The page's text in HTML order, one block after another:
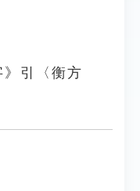
》引〈衡方